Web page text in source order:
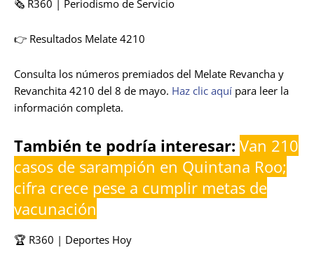
🗞️ R360 | Periodismo de Servicio
👉 Resultados Melate 4210
Consulta los números premiados del Melate Revancha y
Revanchita 4210 del 8 de mayo. Haz clic aquí para leer la
información completa.
También te podría interesar: Van 210
casos de sarampión en Quintana Roo;
cifra crece pese a cumplir metas de
vacunación
🏆 R360 | Deportes Hoy